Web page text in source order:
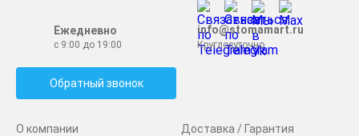
О компании Доставка / Гарантия
Ежедневно
с 9:00 до 19:00
info@stomamart.ru
Круглосуточно
Обратный звонок